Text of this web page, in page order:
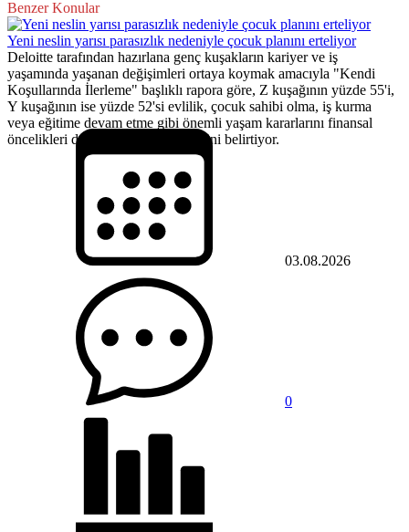
Benzer Konular
Yeni neslin yarısı parasızlık nedeniyle çocuk planını erteliyor
Deloitte tarafından hazırlana genç kuşakların kariyer ve iş
yaşamında yaşanan değişimleri ortaya koymak amacıyla "Kendi
Koşullarında İlerleme" başlıklı rapora göre, Z kuşağının yüzde 55'i,
Y kuşağının ise yüzde 52'si evlilik, çocuk sahibi olma, iş kurma
veya eğitime devam etme gibi önemli yaşam kararlarını finansal
öncelikleri doğrultusunda ertelediğini belirtiyor.
03.08.2026
0